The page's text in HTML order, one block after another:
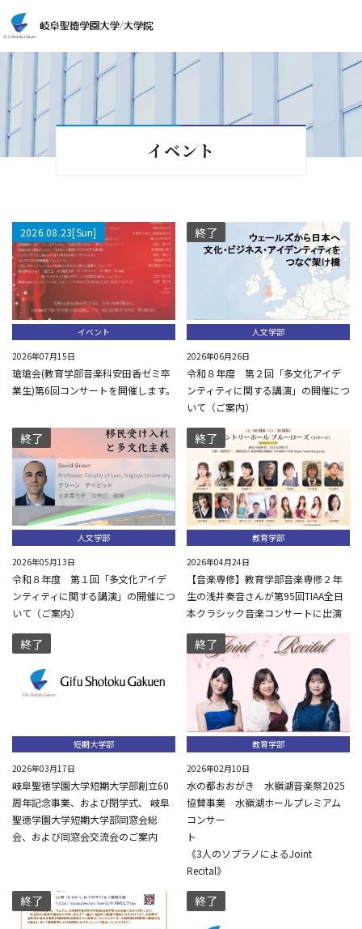
イベント
2026.08 23[Sun]
イベント
2026年07月15日
瑲瑲会(教育学部音楽科安田香ゼミ卒
業生)第6回コンサートを開催します。
終了
人文学部
2026年06月26日
令和８年度 第２回「多文化アイデ
ンティティに関する講演」の開催につ
いて（ご案内）
終了
人文学部
2026年05月13日
令和８年度 第１回「多文化アイデ
ンティティに関する講演」の開催につ
いて（ご案内）
終了
教育学部
2026年04月24日
【音楽専修】教育学部音楽専修２年
生の浅井奏音さんが第95回TIAA全日
本クラシック音楽コンサートに出演
終了
短期大学部
2026年03月17日
岐阜聖徳学園大学短期大学部創立60
周年記念事業、および閉学式、 岐阜
聖徳学園大学短期大学部同窓会総
会、および同窓会交流会のご案内
終了
教育学部
2026年02月10日
水の都おおがき 水嶺湖音楽祭2025
協賛事業 水嶺湖ホールプレミアム
コンサー
《3人のソプラノによるJoint
Recital》
終了 終了